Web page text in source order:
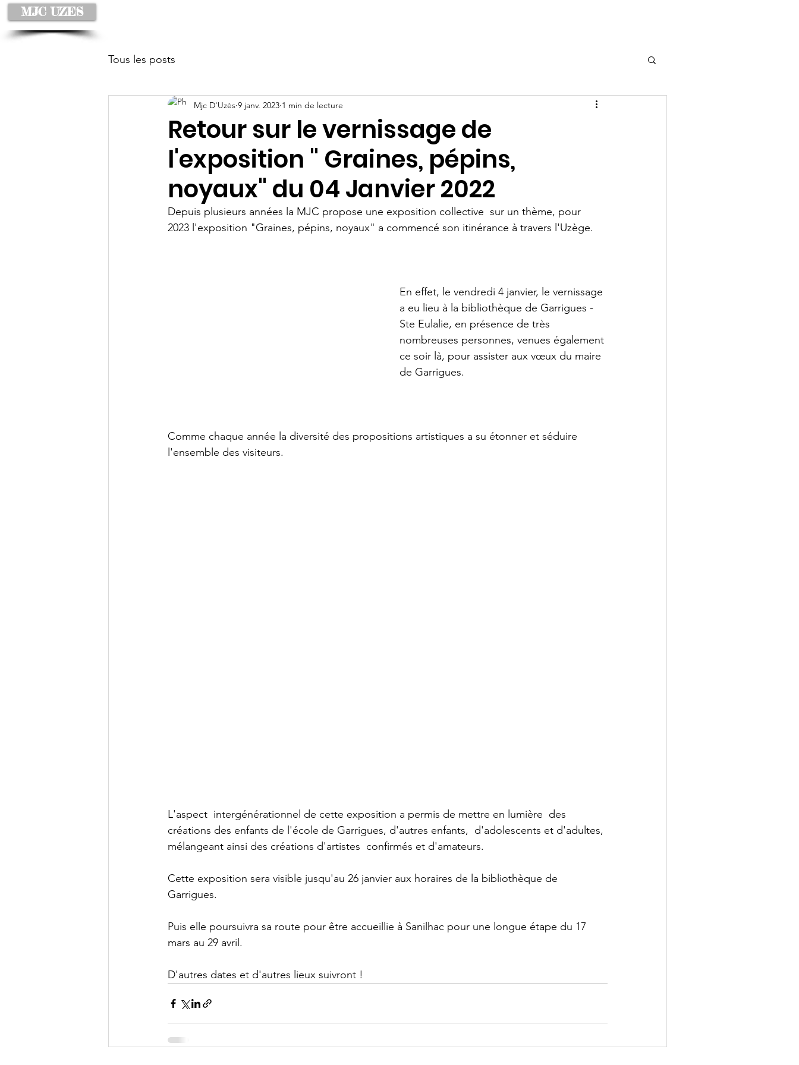
MJC UZES
Tous les posts
Retour sur le vernissage de
l'exposition " Graines, pépins,
noyaux" du 04 Janvier 2022
Mjc D'Uzès 9 janv. 2023 1 min de lecture
Depuis plusieurs années la MJC propose une exposition collective  sur un thème, pour
2023 l'exposition "Graines, pépins, noyaux" a commencé son itinérance à travers l'Uzège.
En effet, le vendredi 4 janvier, le vernissage
a eu lieu à la bibliothèque de Garrigues -
Ste Eulalie, en présence de très
nombreuses personnes, venues également
ce soir là, pour assister aux vœux du maire
de Garrigues.
Comme chaque année la diversité des propositions artistiques a su étonner et séduire
l'ensemble des visiteurs.
L'aspect  intergénérationnel de cette exposition a permis de mettre en lumière  des
créations des enfants de l'école de Garrigues, d'autres enfants,  d'adolescents et d'adultes,
mélangeant ainsi des créations d'artistes  confirmés et d'amateurs.
Cette exposition sera visible jusqu'au 26 janvier aux horaires de la bibliothèque de
Garrigues.
Puis elle poursuivra sa route pour être accueillie à Sanilhac pour une longue étape du 17
mars au 29 avril.
D'autres dates et d'autres lieux suivront !